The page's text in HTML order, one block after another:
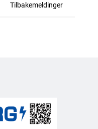
Tilbakemeldinger